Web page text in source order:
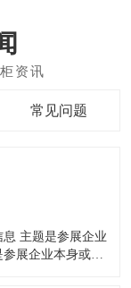
常见问题
业
展企业本身或产